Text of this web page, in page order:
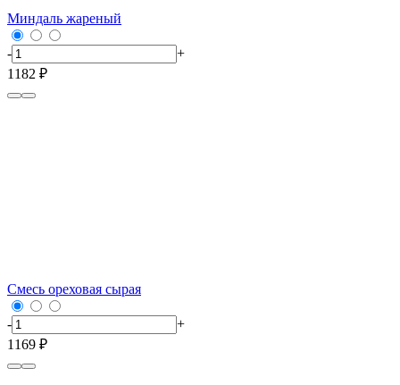
Миндаль жареный
-
+
1182 ₽
Смесь ореховая сырая
-
+
1169 ₽